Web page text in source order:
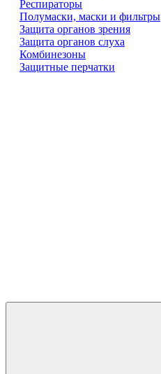
Респираторы
Полумаски, маски и фильтры
Защита органов зрения
Защита органов слуха
Комбинезоны
Защитные перчатки